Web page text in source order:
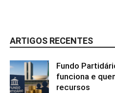
ARTIGOS RECENTES
Fundo
funciona e
recursos